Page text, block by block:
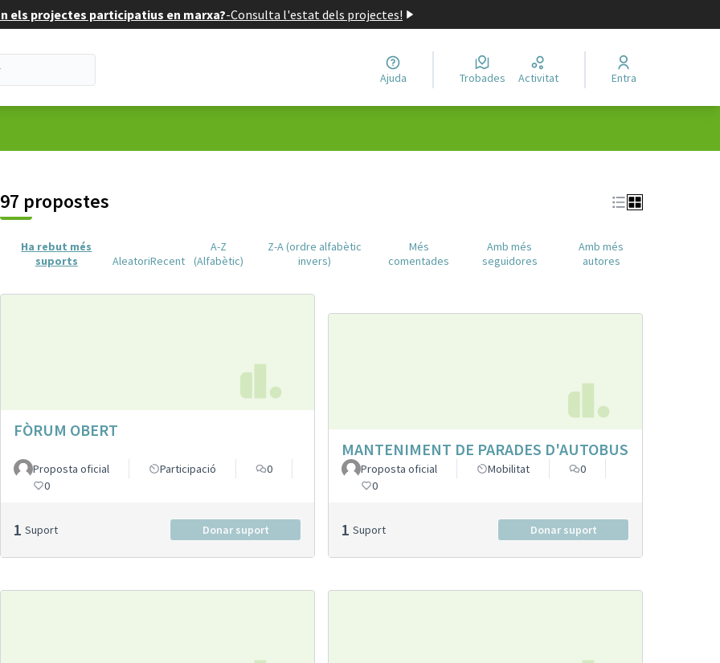
els projectes participatius en marxa?-Consulta l'estat dels projectes!
Ajuda Trobades Activitat Entra
97 propostes
Ha rebut més
suports
AleatoriRecent
A-Z
(Alfabètic)
Z-A (ordre alfabètic
invers)
Més
comentades
Amb més
seguidores
Amb més
autores
FÒRUM OBERT
Proposta oficial Participació
0
0
1 Suport Donar suport
MANTENIMENT DE PARADES D'AUTOBUS
Proposta oficial Mobilitat
0
0
1 Suport Donar suport